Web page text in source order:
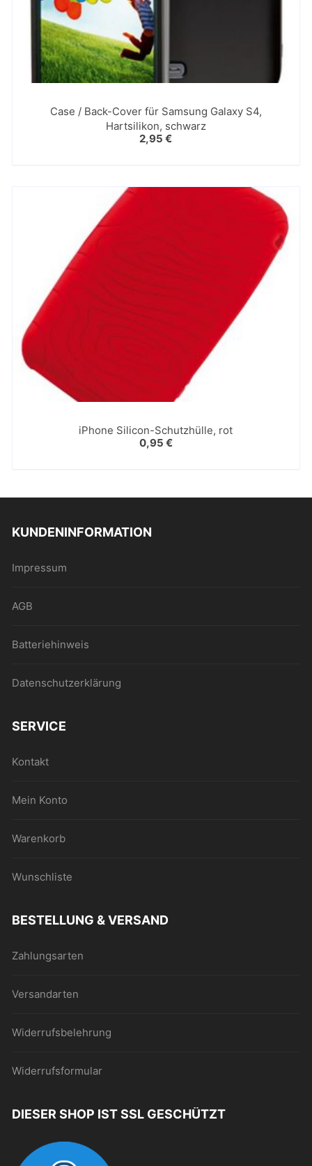
Case / Back-Cover für Samsung Galaxy S4,
Hartsilikon, schwarz
2,95€
iPhone Silicon-Schutzhülle, rot
0,95 €
KUNDENINFORMATION
Impressum
AGB
Batteriehinweis
Datenschutzerklärung
SERVICE
Kontakt
Mein Konto
Warenkorb
Wunschliste
BESTELLUNG & VERSAND
Zahlungsarten
Versandarten
Widerrufsbelehrung
Widerrufsformular
DIESER SHOP IST SSL GESCHÜTZT